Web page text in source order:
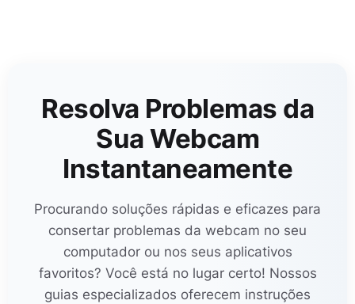
Resolva Problemas da
Sua Webcam
Instantaneamente
Procurando soluções rápidas e eficazes para
consertar problemas da webcam no seu
computador ou nos seus aplicativos
favoritos? Você está no lugar certo! Nossos
guias especializados oferecem instruções